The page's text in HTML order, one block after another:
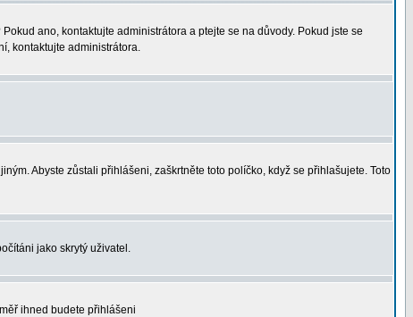
ano, kontaktujte administrátora a ptejte se na důvody. Pokud jste se
kontaktujte administrátora.
Abyste zůstali přihlášeni, zaškrtněte toto políčko, když se přihlašujete. Toto
jako skrytý uživatel.
ihned budete přihlášeni